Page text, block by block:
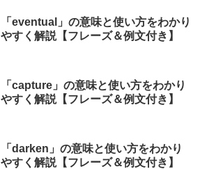
「eventual」の意味と使い方をわかり
やすく解説【フレーズ＆例文付き】
「capture」の意味と使い方をわかり
やすく解説【フレーズ＆例文付き】
「darken」の意味と使い方をわかり
やすく解説【フレーズ＆例文付き】